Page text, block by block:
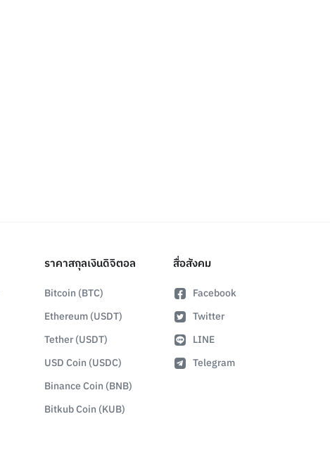
ราคาสกุลเงินดิจิตอล
Bitcoin (BTC)
Ethereum (USDT)
Tether (USDT)
USD Coin (USDC)
Binance Coin (BNB)
Bitkub Coin (KUB)
สื่อสังคม
Facebook
Twitter
LINE
Telegram